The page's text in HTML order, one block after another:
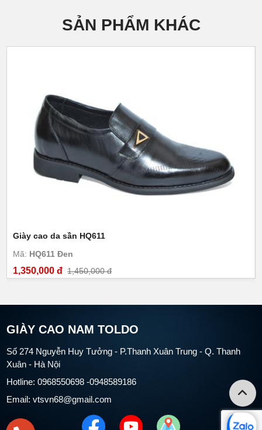
SẢN PHẨM KHÁC
Giày cao da sần HQ611
Mã: HQ611 Đen
1,350,000 đ 1,450,000 đ
GIÀY CAO NAM TOLDO
Số 274 Nguyễn Huy Tưởng - P.Thanh Xuân Trung - Q. Thanh
Xuân - Hà Nội
Hotline: 0968550698 -0948589186
Email: vtsvn68@gmail.com